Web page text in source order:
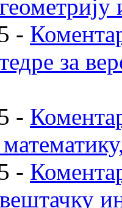
-
за
-
-